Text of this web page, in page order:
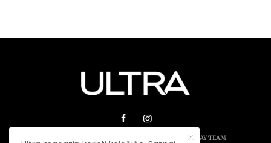
© 2026 ULTRA MAGAZIN. SVA PRAVA ZADRŽANA.PLAY TEAM